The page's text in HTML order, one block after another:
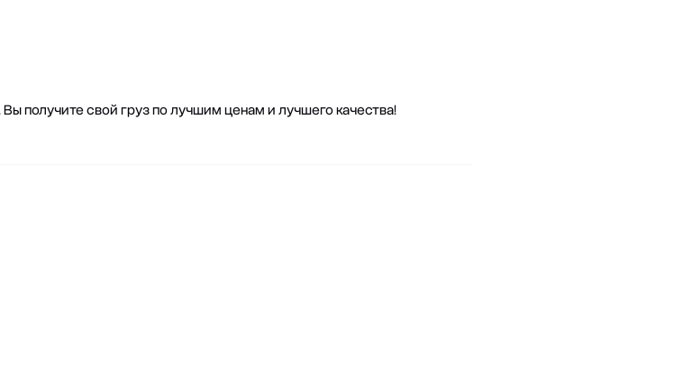
получите свой груз по лучшим ценам и лучшего качества!